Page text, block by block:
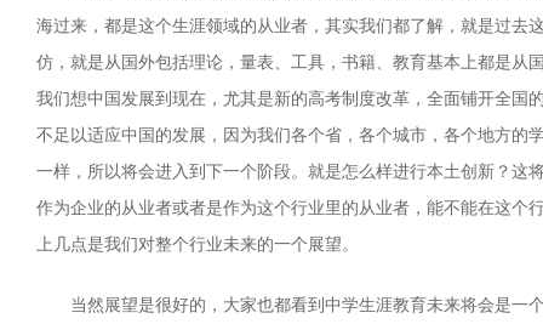
海过来，都是这个生涯领域的从业者，其实我们都了解，就是过去
仿，就是从国外包括理论，量表、工具，书籍、教育基本上都是从
我们想中国发展到现在，尤其是新的高考制度改革，全面铺开全国
不足以适应中国的发展，因为我们各个省，各个城市，各个地方的
一样，所以将会进入到下一个阶段。 就是怎么样进行本土创新？这
作为企业的从业者或者是作为这个行业里的从业者，能不能在这个
上几点是我们对整个行业未来的一个展望。
当然展望是很好的，大家也都看到中学生涯教育未来将会是一